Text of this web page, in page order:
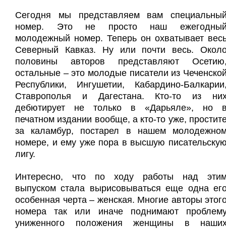
Сегодня мы представляем вам
номер. Это не просто наш
молодежный номер. Теперь он охватывает
Северный Кавказ. Ну или почти весь.
половины авторов представляют
остальные – это молодые писатели из
Республики, Ингушетии, Кабардино-
Ставрополья и Дагестана. Кто-то из
дебютирует не только в «Дарьяле», но
печатном издании вообще, а кто-то уже,
за каламбур, постарел в нашем
номере, и ему уже пора в высшую
лигу.
Интересно, что по ходу работы над
выпуском стала вырисовываться еще одна
особенная черта – женская. Многие авторы
номера так или иначе поднимают
униженного положения женщины в